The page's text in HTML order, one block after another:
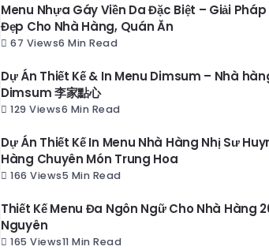
Menu Nhựa Gáy Viền Da Đặc Biệt – Giải Pháp
Đẹp Cho Nhà Hàng, Quán Ăn
67 Views6 Min Read
Dự Án Thiết Kế & In Menu Dimsum – Nhà
Dimsum 李家點心
129 Views6 Min Read
Dự Án Thiết Kế In Menu Nhà Hàng Nhị Sư
Hàng Chuyên Món Trung Hoa
166 Views5 Min Read
Thiết Kế Menu Đa Ngôn Ngữ Cho Nhà Hàng
Nguyên
165 Views11 Min Read